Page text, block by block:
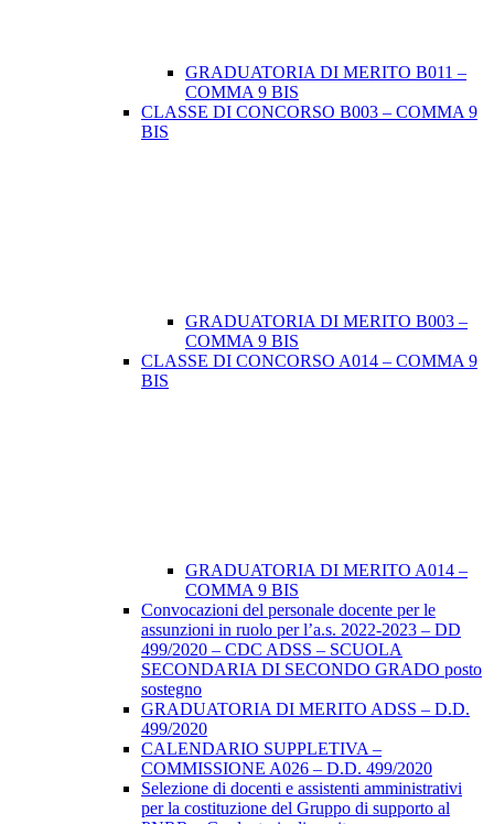
GRADUATORIA DI MERITO B011 –
COMMA 9 BIS
CLASSE DI CONCORSO B003 – COMMA 9
BIS
GRADUATORIA DI MERITO B003 –
COMMA 9 BIS
CLASSE DI CONCORSO A014 – COMMA 9
BIS
GRADUATORIA DI MERITO A014 –
COMMA 9 BIS
Convocazioni del personale docente per le
assunzioni in ruolo per l’a.s. 2022-2023 – DD
499/2020 – CDC ADSS – SCUOLA
SECONDARIA DI SECONDO GRADO posto
sostegno
GRADUATORIA DI MERITO ADSS – D.D.
499/2020
CALENDARIO SUPPLETIVA –
COMMISSIONE A026 – D.D. 499/2020
Selezione di docenti e assistenti amministrativi
per la costituzione del Gruppo di supporto al